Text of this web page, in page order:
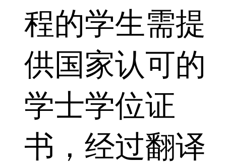
程的学生需提
供国家认可的
学士学位证
书，经过翻译